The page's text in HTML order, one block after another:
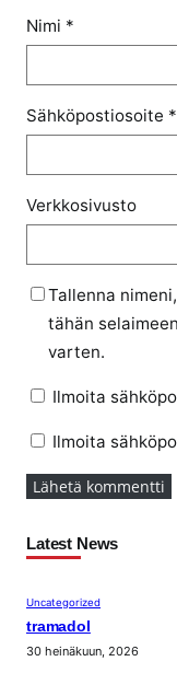
Nimi *
Sähköpostiosoite *
Verkkosivusto
Tallenna
tähän
varten.
Ilmoita
Ilmoita
Latest News
Uncategorized
tramadol
30 heinäkuun, 2026